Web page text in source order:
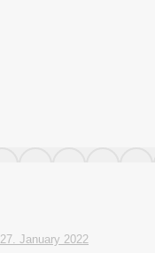
27. January 2022